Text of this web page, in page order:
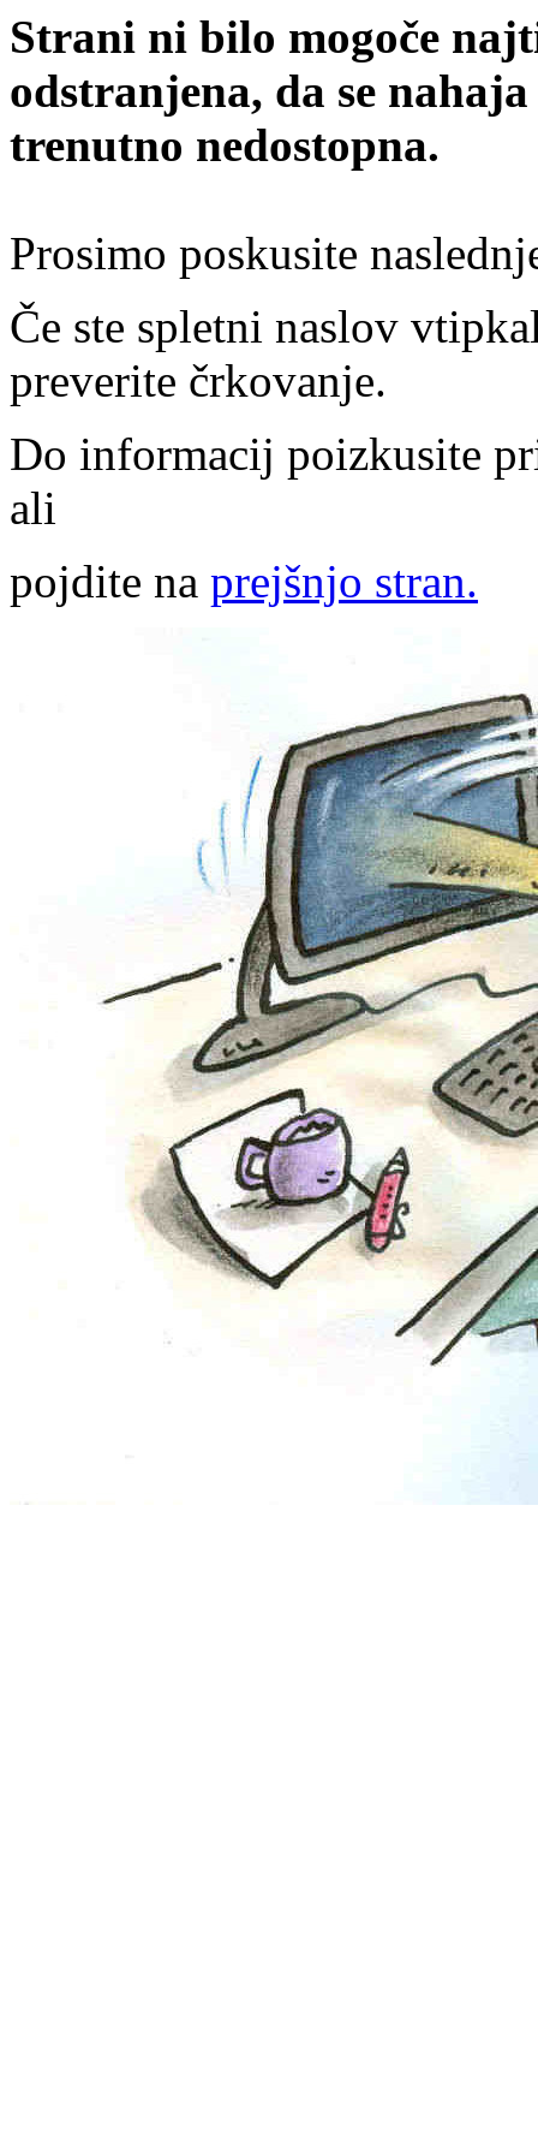
Strani ni bilo mogoče
odstranjena, da se
trenutno nedostopna.
Prosimo poskusite
Če ste spletni naslov
preverite črkovanje.
Do informacij poizkusite
ali
pojdite na prejšnjo stran.